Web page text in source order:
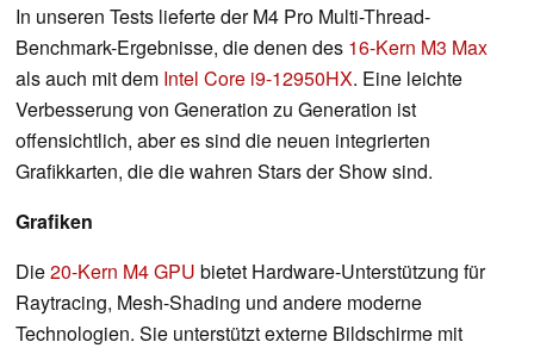
In unseren Tests lieferte der M4 Pro Multi-Thread-
Benchmark-Ergebnisse, die denen des 16-Kern M3 Max
als auch mit dem Intel Core i9-12950HX. Eine leichte
Verbesserung von Generation zu Generation ist
offensichtlich, aber es sind die neuen integrierten
Grafikkarten, die die wahren Stars der Show sind.
Grafiken
Die20-Kern M4 GPU bietet Hardware-Unterstützung für
Raytracing, Mesh-Shading und andere moderne
Technologien. Sie unterstützt externe Bildschirme mit